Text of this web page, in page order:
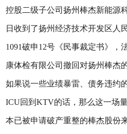
控股二级子公司扬州棒杰新能源
日收到了扬州经济技术开发区人
1091破申12号《民事裁定书》，
康体检有限公司撤回对扬州棒杰
如果说一些业绩暴雷、债务违约
ICU回到KTV的话，那么这一场
本已被申请破产重整的棒杰股份